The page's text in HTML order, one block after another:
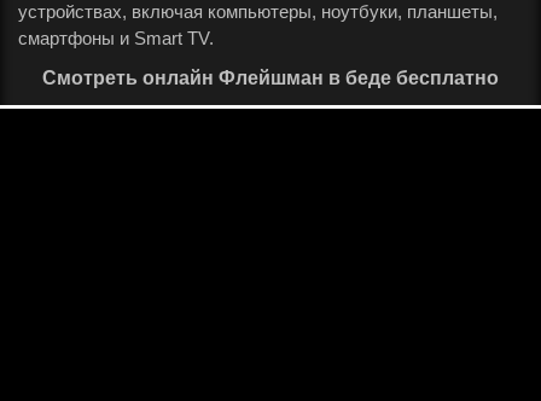
устройствах, включая компьютеры, ноутбуки, планшеты,
смартфоны и Smart TV.
Смотреть онлайн Флейшман в беде бесплатно